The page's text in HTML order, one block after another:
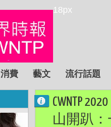
18px
消費 藝文 流行話題
CWNTP
山開趴